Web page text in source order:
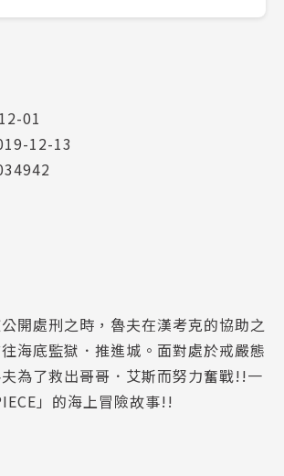
01
12-13
開處刑之時，魯夫在漢考克的協助之
海底監獄．推進城。面對處於戒嚴態
為了救出哥哥．艾斯而努力奮戰!!一
」的海上冒險故事!!